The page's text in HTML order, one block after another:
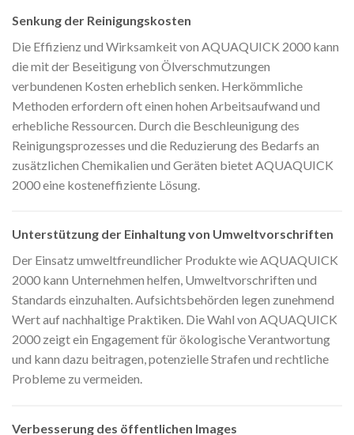
Senkung der Reinigungskosten
Die Effizienz und Wirksamkeit von AQUAQUICK 2000 kann
die mit der Beseitigung von Ölverschmutzungen
verbundenen Kosten erheblich senken. Herkömmliche
Methoden erfordern oft einen hohen Arbeitsaufwand und
erhebliche Ressourcen. Durch die Beschleunigung des
Reinigungsprozesses und die Reduzierung des Bedarfs an
zusätzlichen Chemikalien und Geräten bietet AQUAQUICK
2000 eine kosteneffiziente Lösung.
Unterstützung der Einhaltung von Umweltvorschriften
Der Einsatz umweltfreundlicher Produkte wie AQUAQUICK
2000 kann Unternehmen helfen, Umweltvorschriften und
Standards einzuhalten. Aufsichtsbehörden legen zunehmend
Wert auf nachhaltige Praktiken. Die Wahl von AQUAQUICK
2000 zeigt ein Engagement für ökologische Verantwortung
und kann dazu beitragen, potenzielle Strafen und rechtliche
Probleme zu vermeiden.
Verbesserung des öffentlichen Images